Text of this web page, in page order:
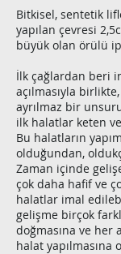
Bitkisel, sentetik
yapılan çevresi
büyük olan örülü
İlk çağlardan beri
açılmasıyla
ayrılmaz bir
ilk halatlar keten
Bu halatların
olduğundan,
Zaman içinde
çok daha hafif ve
halatlar imal
gelişme birçok
doğmasına ve her
halat yapılmasına